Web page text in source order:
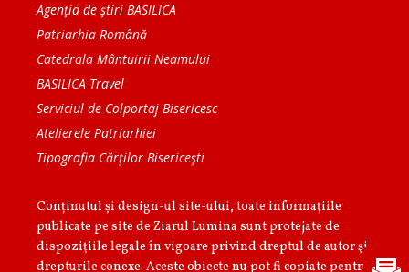
Agenţia de ştiri BASILICA
Patriarhia Română
Catedrala Mântuirii Neamului
BASILICA Travel
Serviciul de Colportaj Bisericesc
Atelierele Patriarhiei
Tipografia Cărţilor Bisericeşti
Conținutul și design-ul site-ului, toate informaţiile
publicate pe site de Ziarul Lumina sunt protejate de
dispoziţiile legale în vigoare privind dreptul de autor şi
drepturile conexe. Aceste obiecte nu pot fi copiate pentru